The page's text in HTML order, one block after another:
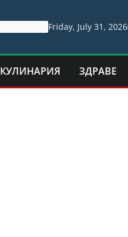
Friday, July 31, 2026
КУЛИНАРИЯ ЗДРАВЕ